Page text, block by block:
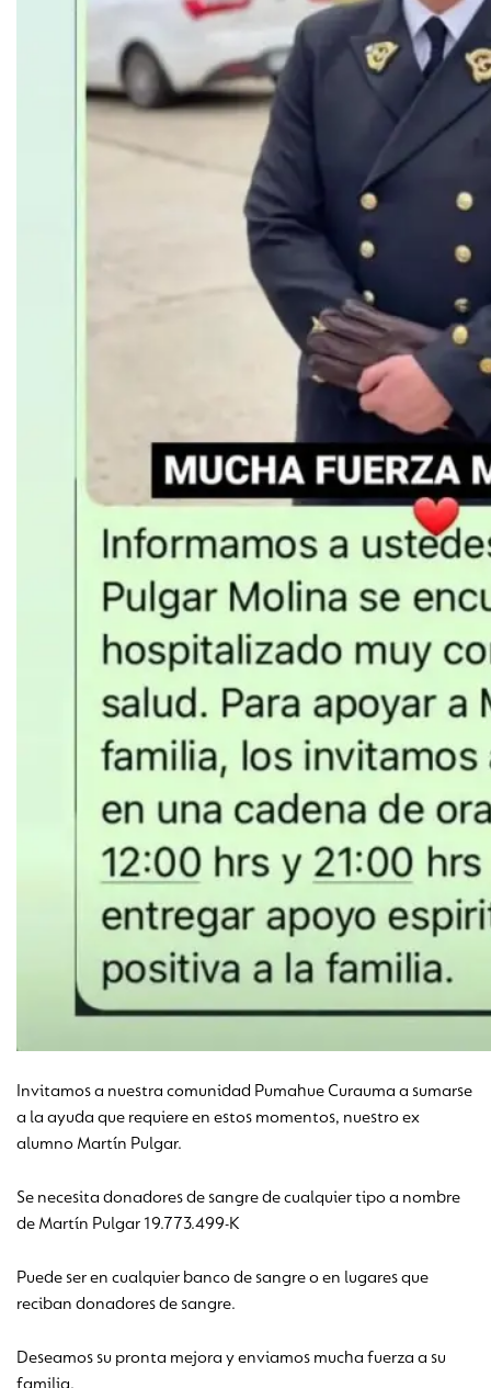
Invitamos a nuestra comunidad Pumahue Curauma a sumarse
a la ayuda que requiere en estos momentos, nuestro ex
alumno Martín Pulgar.
Se necesita donadores de sangre de cualquier tipo a nombre
de Martín Pulgar 19.773.499-K
Puede ser en cualquier banco de sangre o en lugares que
reciban donadores de sangre.
Deseamos su pronta mejora y enviamos mucha fuerza a su